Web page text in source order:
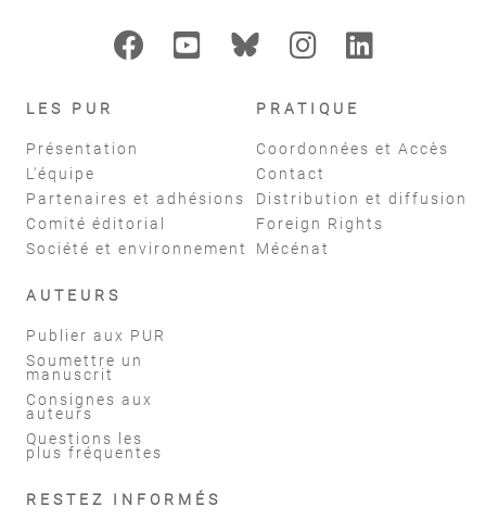
LES PUR
Présentation
L'équipe
Partenaires et adhésions
Comité éditorial
Société et environnement
PRATIQUE
Coordonnées et Accès
Contact
Distribution et diffusion
Foreign Rights
Mécénat
AUTEURS
Publier aux PUR
Soumettre un
manuscrit
Consignes aux
auteurs
Questions les
plus fréquentes
RESTEZ INFORMÉS